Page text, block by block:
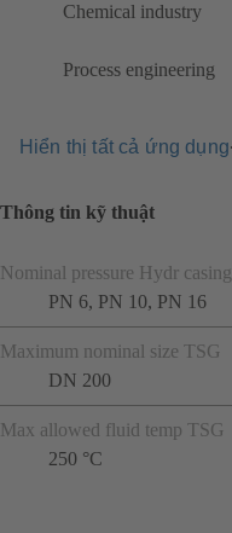
Chemical industry
Process engineering
Hiển thị tất cả ứng dụng
Thông tin kỹ thuật
Nominal pressure Hydr casing
PN 6, PN 10, PN 16
Maximum nominal size TSG
DN 200
Max allowed fluid temp TSG
250 °C